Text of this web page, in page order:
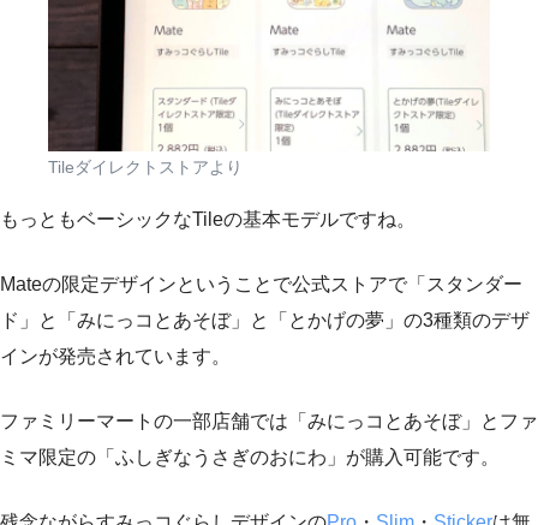
Tileダイレクトストアより
もっともベーシックなTileの基本モデルですね。
Mateの限定デザインということで公式ストアで「スタンダー
ド」と「みにっコとあそぼ」と「とかげの夢」の3種類のデザ
インが発売されています。
ファミリーマートの一部店舗では「みにっコとあそぼ」とファ
ミマ限定の「ふしぎなうさぎのおにわ」が購入可能です。